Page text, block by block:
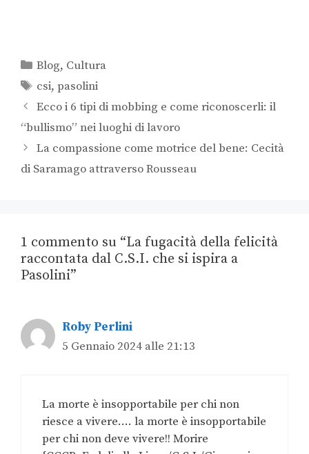
Blog, Cultura
csi,pasolini
Ecco i 6 tipi di mobbing e come riconoscerli: il
“bullismo” nei luoghi di lavoro
La compassione come motrice del bene: Cecità
di Saramago attraverso Rousseau
1 commento su “La fugacità della felicità
raccontata dal C.S.I. che si ispira a
Pasolini”
Roby Perlini
5 Gennaio 2024 alle 21:13
La morte è insopportabile per chi non
riesce a vivere…. la morte è insopportabile
per chi non deve vivere!! Morire